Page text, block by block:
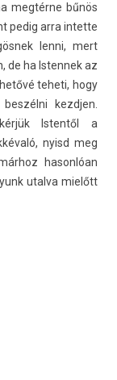
megtérne bűnös
pedig arra in­tet­te
lenni, mert
de ha Is­tennek az
teheti, hogy
kezdj­en.
Is­tentől a
nyisd meg
hason­lóan
utal­va mielőtt